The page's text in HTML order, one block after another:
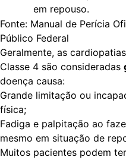
em repouso.
Fonte: Manual de Perícia
Público Federal
Geralmente, as
Classe 4 são consideradas
doença causa:
Grande limitação ou
física;
Fadiga e palpitação ao
mesmo em situação de
Muitos pacientes podem